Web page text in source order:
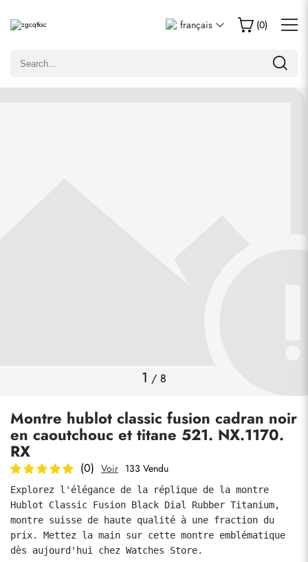
français (0)
1 / 8
Montre hublot classic fusion cadran noir
en caoutchouc et titane 521. NX.1170.
RX
(0) Voir 133 Vendu
Explorez l'élégance de la réplique de la montre
Hublot Classic Fusion Black Dial Rubber Titanium,
montre suisse de haute qualité à une fraction du
prix. Mettez la main sur cette montre emblématique
dès aujourd'hui chez Watches Store.
Écrire un commentaire
Seuls les clients ayant acheté cet article sont autorisés à
soumettre